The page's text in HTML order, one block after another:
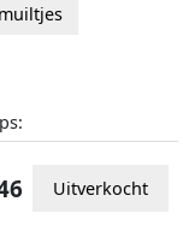
Uitverkocht